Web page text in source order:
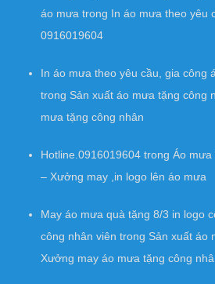
áo mưa trong In áo mưa theo yêu
0916019604
In áo mưa theo yêu cầu, gia công
trong Sản xuất áo mưa tặng công
mưa tặng công nhân
Hotline.0916019604 trong Áo mưa
– Xưởng may ,in logo lên áo mưa
May áo mưa quà tặng 8/3 in logo
công nhân viên trong Sản xuất áo
Xưởng may áo mưa tặng công